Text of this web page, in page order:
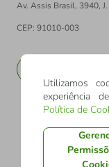
Av. Assis Brasil, 3940,
CEP: 91010-003
Utilizamos
experiência
Política de